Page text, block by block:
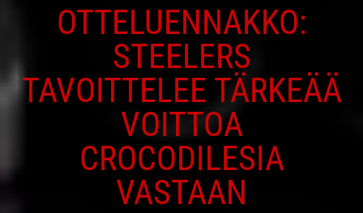
OTTELUENNAKKO:
STEELERS
TAVOITTELEE TÄRKEÄÄ
VOITTOA
CROCODILESIA
VASTAAN